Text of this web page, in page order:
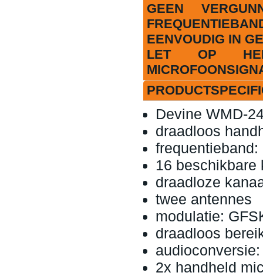
GEEN
EENVOUDIG IN
LET OP
Devine WMD-
draadloos
frequentieband:
16 beschikbare
draadloze
twee antennes
modulatie:
draadloos
2x handheld